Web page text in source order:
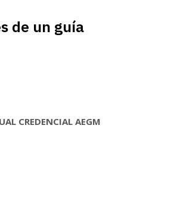
de un guía
CREDENCIAL AEGM